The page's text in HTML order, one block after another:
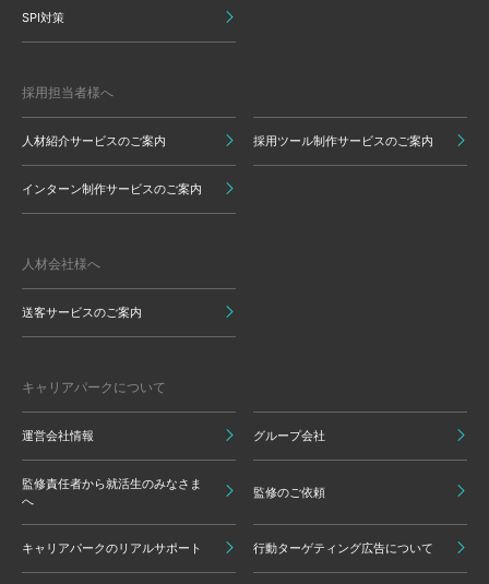
SPI対策
採用担当者様へ
人材紹介サービスのご案内 採用ツール制作サービスのご案内
インターン制作サービスのご案内
人材会社様へ
送客サービスのご案内
キャリアパークについて
運営会社情報 グループ会社
監修責任者から就活生のみなさま
へ
監修のご依頼
キャリアパークのリアルサポート 行動ターゲティング広告について